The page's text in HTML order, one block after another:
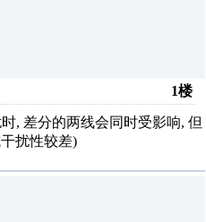
1楼
, 差分的两线会同时受影响, 但
扰性较差)